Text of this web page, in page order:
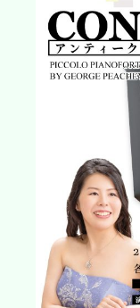
※上記の各種申請は郵送ま
ることでご依頼いただけま
お
〒504-0813 岐阜